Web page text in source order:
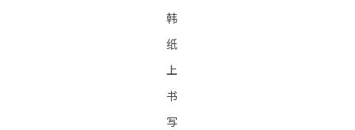
韩
纸
上
书
写